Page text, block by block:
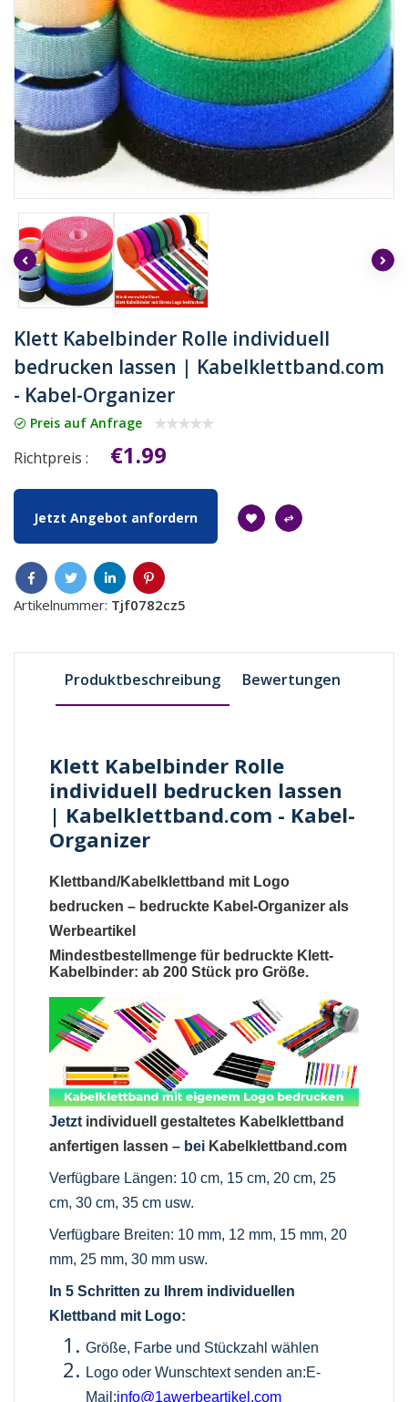
Klett Kabelbinder Rolle individuell
bedrucken lassen | Kabelklettband.com
- Kabel-Organizer
Preis auf Anfrage
Richtpreis : €1.99
Jetzt Angebot anfordern
Artikelnummer: Tjf0782cz5
Produktbeschreibung Bewertungen
Klett Kabelbinder Rolle
individuell bedrucken lassen
| Kabelklettband.com - Kabel-
Organizer
Klettband/Kabelklettband mit Logo
bedrucken – bedruckte Kabel-Organizer als
Werbeartikel
Mindestbestellmenge für bedruckte Klett-
Kabelbinder: ab 200 Stück pro Größe.
Jetzt individuell gestaltetes Kabelklettband
anfertigen lassen – bei Kabelklettband.com
Verfügbare Längen: 10 cm, 15 cm, 20 cm, 25
cm, 30 cm, 35 cm usw.
Verfügbare Breiten: 10 mm, 12 mm, 15 mm, 20
mm, 25 mm, 30 mm usw.
In 5 Schritten zu Ihrem individuellen
Klettband mit Logo:
Größe, Farbe und Stückzahl wählen
Logo oder Wunschtext senden an:E-
Mail:info@1awerbeartikel.com